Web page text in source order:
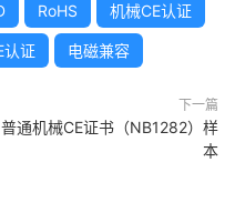
RoHS 机械CE认证
认证 电磁兼容
下一篇
普通机械CE证书（NB1282）样
本